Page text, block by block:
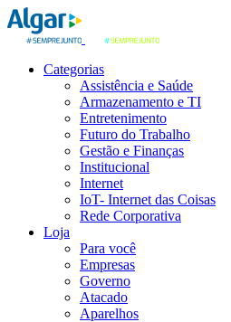
Categorias
Assistência e Saúde
Armazenamento e TI
Entretenimento
Futuro do Trabalho
Gestão e Finanças
Institucional
Internet
IoT- Internet das Coisas
Rede Corporativa
Loja
Para você
Empresas
Governo
Atacado
Aparelhos